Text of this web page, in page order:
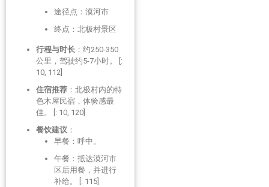
途径点：漠河市
终点：北极村景区
行程与时长 ：约250-350
公里，驾驶约5-7小时。 [:
10, 112]
住宿推荐 ：北极村内的特
色木屋民宿，体验感最
佳。 [: 10, 120]
餐饮建议 ：
早餐：呼中。
午餐：抵达漠河市
区后用餐，并进行
补给。 [: 115]